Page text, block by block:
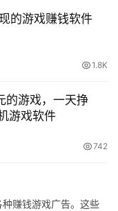
的游戏赚钱软件
1.8K
的游戏，一天挣
游戏软件
742
赚钱游戏广告。这些